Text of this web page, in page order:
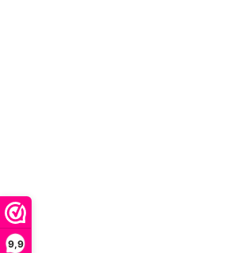
9,9